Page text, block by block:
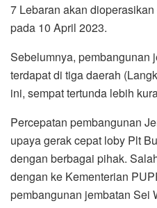
7 Lebaran akan
pada 10 April 2023.
Sebelumnya, pembangunan
terdapat di tiga daerah
ini, sempat tertunda lebih
Percepatan pembangunan
upaya gerak cepat loby Plt
dengan berbagai pihak.
dengan ke Kementerian
pembangunan jembatan Sei